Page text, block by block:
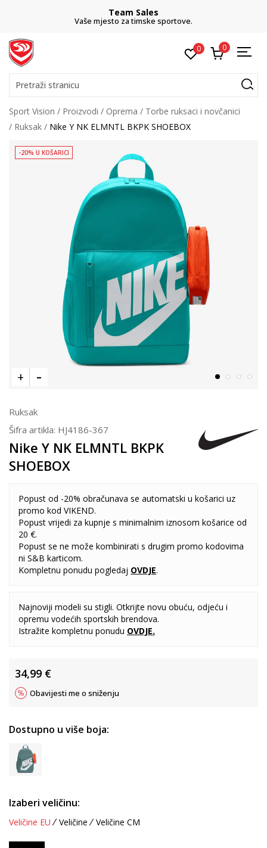
Team Sales
Vaše mjesto za timske sportove.
0 0
Pretraži stranicu
Sport Vision Proizvodi Oprema
Torbe ruksaci i novčanici
Ruksak
Nike Y NK ELMNTL BKPK SHOEBOX
-20% U KOŠARICI
Ruksak
Šifra artikla: HJ4186-367
Nike Y NK ELMNTL BKPK
SHOEBOX
Popust od -20% obračunava se automatski u košarici uz
promo kod VIKEND.
Popust vrijedi za kupnje s minimalnim iznosom košarice od
20 €.
Popust se ne može kombinirati s drugim promo kodovima
ni S&B karticom.
Kompletnu ponudu pogledaj OVDJE.
Najnoviji modeli su stigli. Otkrijte novu obuću, odjeću i
opremu vodećih sportskih brendova.
Istražite kompletnu ponudu OVDJE.
34,99 €
Obavijesti me o sniženju
Dostupno u više boja:
Izaberi veličinu:
Veličine EU Veličine Veličine CM